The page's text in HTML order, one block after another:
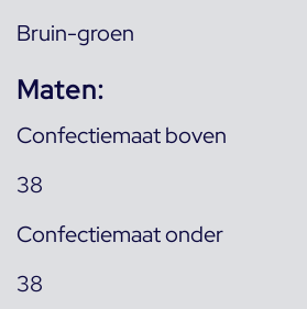
Bruin-groen
Maten:
Confectiemaat boven
38
Confectiemaat onder
38